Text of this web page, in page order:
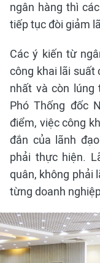
ngân hàng thì
tiếp tục đòi giảm
Các ý kiến từ
công khai lãi suất
nhất và còn lúng
Phó Thống đốc
điểm, việc công
đắn của lãnh
phải thực hiện.
quân, không phải
từng doanh